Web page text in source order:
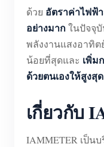
ด้วย อัตราค่าไฟฟ้
อย่างมากในปัจจุ
พลังงานแสงอาทิต
น้อยที่สุดและ เพิ่ม
ด้วยตนเองให้สูงสุด
เกี่ยวกับ
IAMMETER เป็